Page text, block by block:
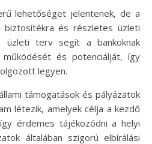
lehetőséget jelentenek, de a
biztosítékra és részletes üzleti
üzleti terv segít a bankoknak
és potenciálját, így
legyen.
támogatások és pályázatok
létezik, amelyek célja a kezdő
érdemes tájékozódni a helyi
általában szigorú elbírálási